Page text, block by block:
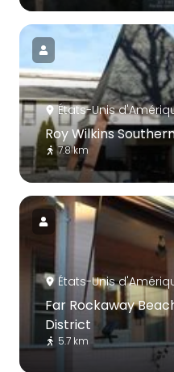
États-Unis
Roy Wilkins
7.8 km
États-Unis
Far Rockaway
District
5.7 km